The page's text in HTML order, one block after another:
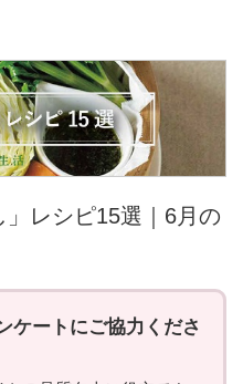
レシピ15選｜6月の